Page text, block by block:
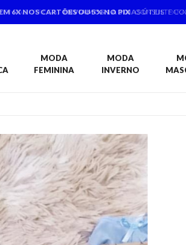
6X NOS CARTÕES OU 5% NO PIX CONSULTE
MODA
FEMININA
MODA
INVERNO